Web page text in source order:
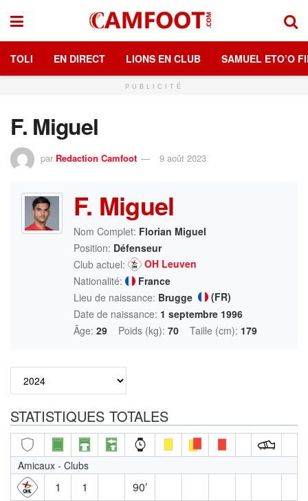
TOLI EN DIRECT LIONS EN CLUB SAMUEL ETO’O
PUBLICITÉ
F. Miguel
par Redaction Camfoot 9 août 2023
F. Miguel
Nom Complet: Florian Miguel
Position: Défenseur
Club actuel:
OH Leuven
Nationalité:
France
Lieu de naissance: Brugge
(FR)
Date de naissance: 1 septembre 1996
Âge: 29 Poids (kg): 70 Taille (cm): 179
STATISTIQUES TOTALES
Amicaux - Clubs
1 1 90′